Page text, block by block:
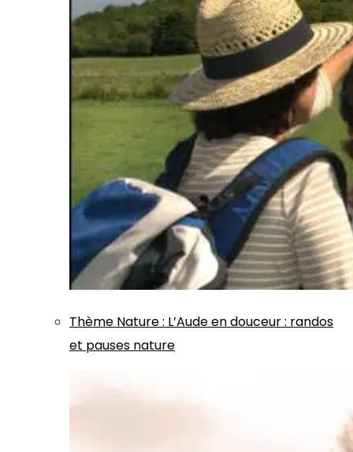
Thème Nature: L’Aude en douceur : randos
et pauses nature